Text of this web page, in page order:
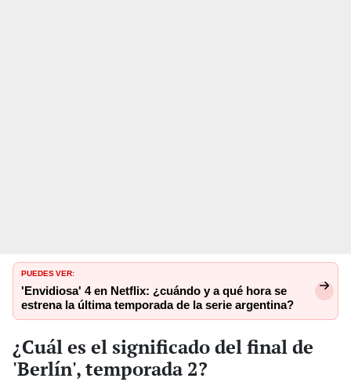
PUEDES VER:
'Envidiosa' 4 en Netflix: ¿cuándo y a qué hora se
estrena la última temporada de la serie argentina?
¿Cuál es el significado del final de
'Berlín', temporada 2?